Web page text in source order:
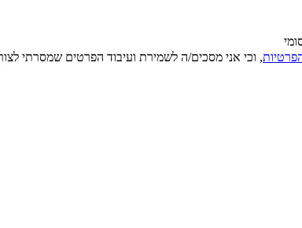
, וכי אני מסכים/ה לשמירת ועיבוד הפרטים שמסרתי